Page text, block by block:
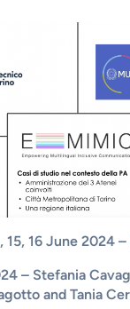
15, 16 June 2024
– Stefania
and Tania